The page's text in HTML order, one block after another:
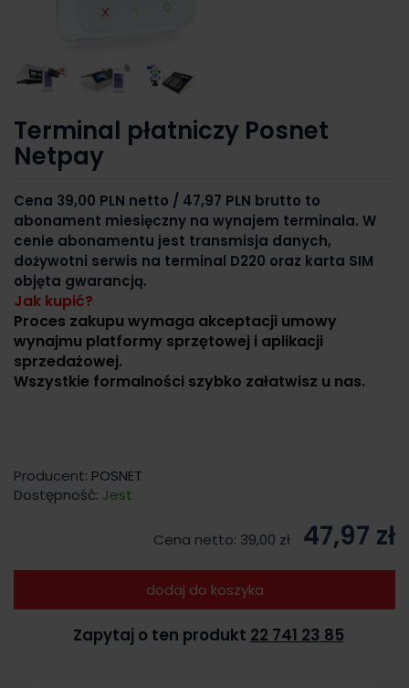
Terminal płatniczy Posnet
Netpay
Cena 39,00 PLN netto / 47,97 PLN brutto to
abonament miesięczny na wynajem terminala. W
cenie abonamentu jest transmisja danych,
dożywotni serwis na terminal D220 oraz karta SIM
objęta gwarancją.
Jak kupić?
Proces zakupu wymaga akceptacji umowy
wynajmu platformy sprzętowej i aplikacji
sprzedażowej.
Wszystkie formalności szybko załatwisz u nas.
Producent: POSNET
Dostępność: Jest
Cena netto: 39,00 zł 47,97 zł
dodaj do koszyka
Zapytaj o ten produkt 22 741 23 85